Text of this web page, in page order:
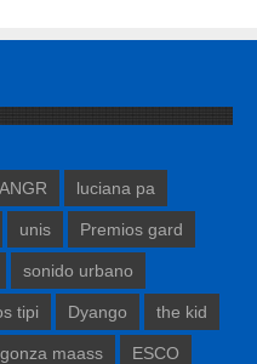
luciana pa
unis Premios gard
sonido urbano
tipi Dyango the kid
gonza maass ESCO